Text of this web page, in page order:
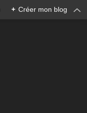
+ Créer mon blog